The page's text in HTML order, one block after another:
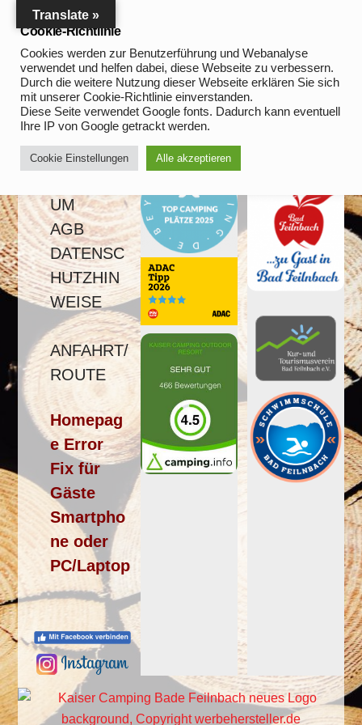
content
Cookie-Richtlinie
Cookies werden zur Benutzerführung und Webanalyse
verwendet und helfen dabei, diese Webseite zu verbessern.
Durch die weitere Nutzung dieser Webseite erklären Sie sich
mit unserer Cookie-Richtlinie einverstanden.
Diese Seite verwendet Google fonts. Dadurch kann eventuell
Ihre IP von Google getrackt werden.
Cookie Einstellungen Alle akzeptieren
Translate »
UM
AGB
DATENSC
HUTZHIN
WEISE
ANFAHRT/
ROUTE
Homepag
e Error
Fix für
Gäste
Smartpho
ne oder
PC/Laptop